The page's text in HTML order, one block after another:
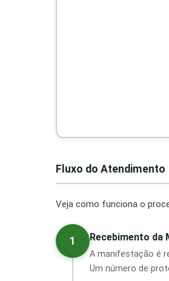
Fluxo do Atendimento
Veja como funciona o
1 Recebimento da
A manifestação é
Um número de